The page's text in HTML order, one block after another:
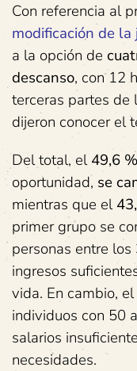
Con referencia al
modificación de
a la opción de
descanso, con 12
terceras partes de
dijeron conocer el
Del total, el49,6 %
oportunidad, se
mientras que el
primer grupo se
personas entre
ingresos
vida. En cambio,
individuos con 50
salarios
necesidades.